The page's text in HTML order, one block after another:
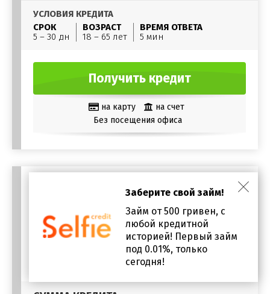
УСЛОВИЯ КРЕДИТА
СРОК
5 – 30 дн
ВОЗРАСТ
18 – 65 лет
ВРЕМЯ ОТВЕТА
5 мин
Получить кредит
на карту
на счет
Без посещения офиса
Заберите свой займ!
Займ от 500 гривен, с
любой кредитной
историей! Первый займ
под 0.01%, только
сегодня!